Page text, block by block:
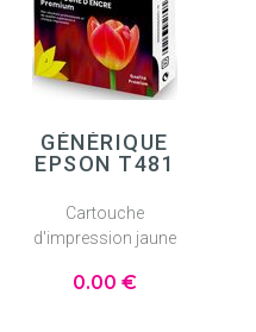
GÉNÉRIQUE
EPSON T481
Cartouche
d'impression jaune
0.00 €